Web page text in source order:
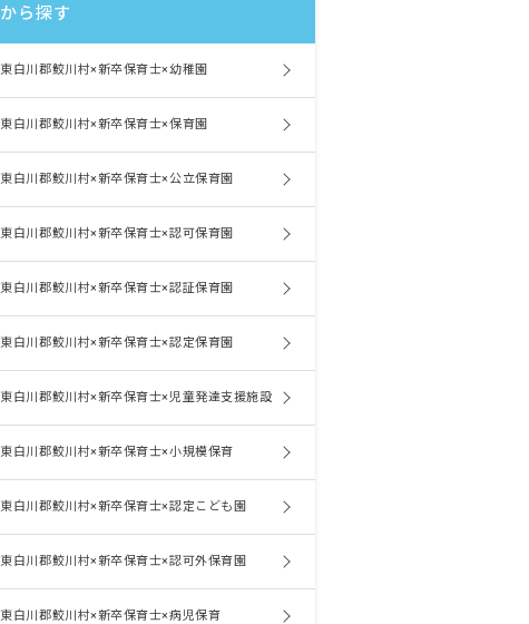
から探す
東白川郡鮫川村×新卒保育士×幼稚園
東白川郡鮫川村×新卒保育士×保育園
東白川郡鮫川村×新卒保育士×公立保育園
東白川郡鮫川村×新卒保育士×認可保育園
東白川郡鮫川村×新卒保育士×認証保育園
東白川郡鮫川村×新卒保育士×認定保育園
東白川郡鮫川村×新卒保育士×児童発達支援施設
東白川郡鮫川村×新卒保育士×小規模保育
東白川郡鮫川村×新卒保育士×認定こども園
東白川郡鮫川村×新卒保育士×認可外保育園
東白川郡鮫川村×新卒保育士×病児保育